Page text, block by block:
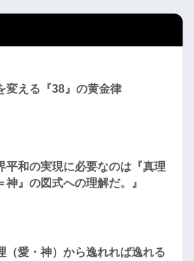
変える『38』の黄金律
平和の実現に必要なのは『真理
神』の図式への理解だ。』
（愛・神）から逸れれば逸れる